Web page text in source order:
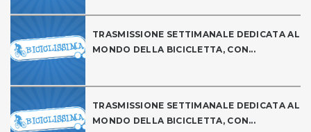
TRASMISSIONE SETTIMANALE DEDICATA AL
MONDO DELLA BICICLETTA, CON...
TRASMISSIONE SETTIMANALE DEDICATA AL
MONDO DELLA BICICLETTA, CON...